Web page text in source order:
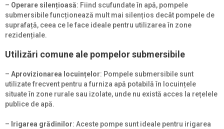
– Operare silențioasă: Fiind scufundate în apă, pompele
submersibile funcționează mult mai silențios decât pompele de
suprafață, ceea ce le face ideale pentru utilizarea în zone
rezidențiale.
Utilizări comune ale pompelor submersibile
– Aprovizionarea locuințelor: Pompele submersibile sunt
utilizate frecvent pentru a furniza apă potabilă în locuințele
situate în zone rurale sau izolate, unde nu există acces la rețelele
publice de apă.
– Irigarea grădinilor: Aceste pompe sunt ideale pentru irigarea